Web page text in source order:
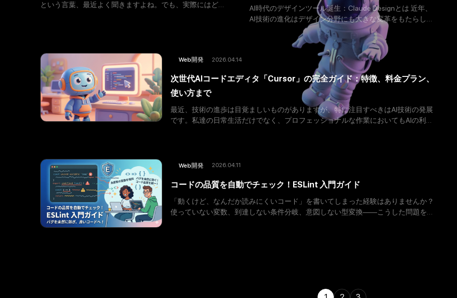
という言葉、最近よく聞きますよね。でも、実際にはど
AI時代のデザインツール誕生：Claude Designとは 近年、
AI技術の進化はデザイン分野にも大きな変革をもたらして
います。その中でも注目を集めるのが、Anthropic社が開
発した「Claude Design」で
Web開発 2026.04.14
次世代AIコードエディタ「Cursor」の完全ガイド：特徴、料金プラン、
使い方まで
最近、技術の進歩は目覚ましいものがありますが、特に注目すべきはAI技術の発展
です。私達の日常生活だけでなく、プロフェッショナルな作業においてもAIの利用
Web開発 2026.04.11
コードの品質を自動でチェック！ESLint 入門ガイド
「動くけど、なんだか読みにくいコード」を書いてしまった経験はありませんか？
使っていない変数、到達しない条件分岐、意図しない型変換――こうした問題を自